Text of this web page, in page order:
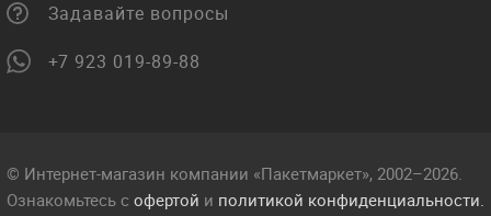
Задавайте вопросы
+7 923 019-89-88
© Интернет-магазин компании «Пакетмаркет», 2002–2026.
Ознакомьтесь с офертой и политикой конфиденциальности.